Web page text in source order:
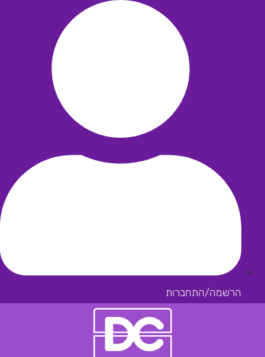
הרשמה/התחברות